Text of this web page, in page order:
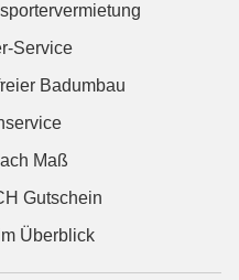
Service
Badumbau
Maß
Gutschein
Überblick